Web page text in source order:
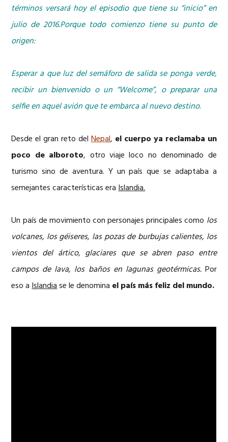
términos versará hoy el episodio que tiene su “inicio” en
julio de 2016.Porque todo comienzo tiene su punto de
origen:
Esperar a que luz del semáforo de salida se ponga verde,
recibir un bienvenido o un “Welcome”, o preparar una
selfie en aquel avión que te embarca al nuevo destino.
Desde el gran reto del Nepal, el cuerpo ya reclamaba un
poco de alboroto, otro viaje loco no denominado de
turismo sino de aventura. Y un país que se adaptaba a
semejantes características eraIslandia.
Un país de movimiento con personajes principales como los
volcanes, los géiseres, las pozas de burbujas calientes, los
vientos del ártico, glaciares que se abren paso entre
campos de lava, los baños en lagunas geotérmicas.Por
eso aIslandiase le denomina el país más feliz del mundo.